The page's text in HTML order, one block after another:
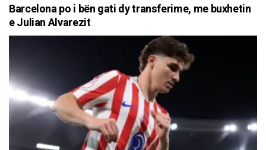
Barcelona po i bën gati dy transferime, me buxhetin
e Julian Alvarezit